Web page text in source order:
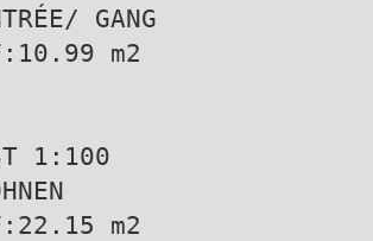
GANG
m2
1:100
m2